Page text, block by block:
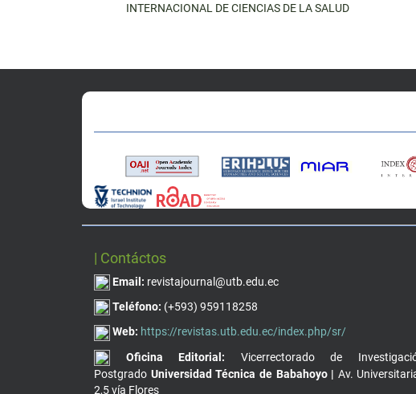
INTERNACIONAL DE CIENCIAS DE LA SALUD
| Contáctos
Email: revistajournal@utb.edu.ec
Teléfono: (+593) 959118258
Web: https://revistas.utb.edu.ec/index.php/sr/
Oficina Editorial: Vicerrectorado de
Postgrado Universidad Técnica de Babahoyo | Av.
2,5 vía Flores